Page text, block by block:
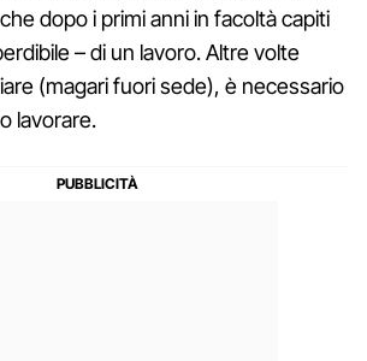
dopo i primi anni in facoltà capiti
– di un lavoro. Altre volte
(magari fuori sede), è necessario
lavorare.